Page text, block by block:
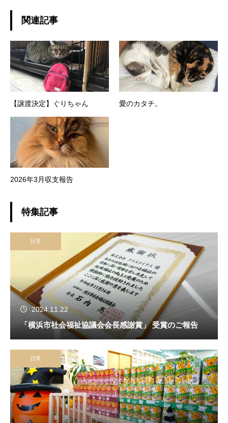
関連記事
【譲渡決定】ぐりちゃん 愛のカタチ。
2026年3月収支報告
特集記事
日常
2024.11.22
「横浜市社会福祉協議会会長感謝賞」 受賞のご報告
日常